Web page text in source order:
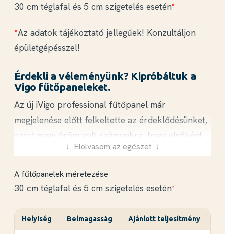
30 cm téglafal és 5 cm szigetelés esetén*
*Az adatok tájékoztató jellegűek! Konzultáljon
épületgépésszel!
Érdekli a véleményünk? Kipróbáltuk a
Vigo fűtőpaneleket.
Az új iVigo professional fűtőpanel már
megjelenése előtt felkeltette az érdeklődésünket,
ezért nagy öröm volt számunkra, hogy elsőként
próbálhattuk ki és tesztelhettük a készüléket.
Külsőleg, a kezelőszerveken kívül, nem történt
komolyabb változtatás, így a készülékházzal sem
történt semmi, az iVigo örökölte elődjének külső
megjelenését, annyi különbséggel, hogy a
↓ Elolvasom az egészet ↓
A fűtőpanelek méretezése
30 cm téglafal és 5 cm szigetelés esetén*
Helyiség Belmagasság Ajánlott teljesítmény